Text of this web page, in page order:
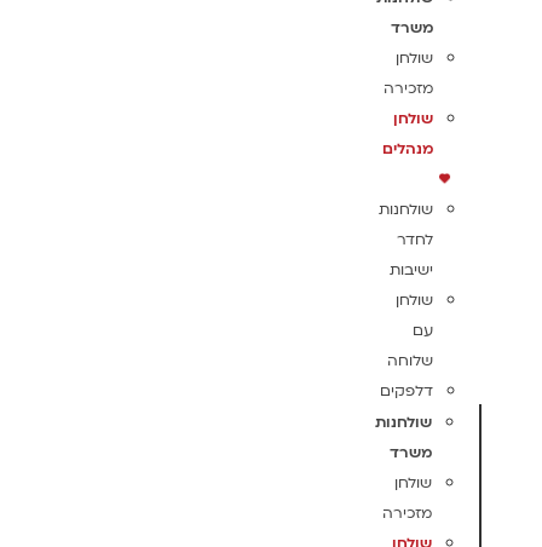
משרד
שולחן
מזכירה
שולחן
מנהלים
שולחנות
לחדר
ישיבות
שולחן
עם
שלוחה
דלפקים
שולחנות
משרד
שולחן
מזכירה